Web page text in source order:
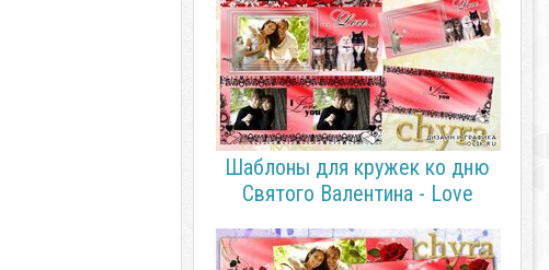
Шаблоны для кружек ко дню
Святого Валентина - Love